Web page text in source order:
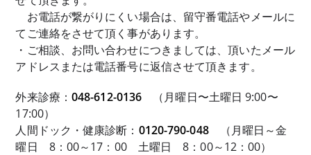
お電話が繋がりにくい場合は、留守番電話やメールに
てご連絡をさせて頂く事があります。
・ご相談、お問い合わせにつきましては、頂いたメール
アドレスまたは電話番号に返信させて頂きます。
外来診療： 048-612-0136 （月曜日〜土曜日 9:00〜
17:00）
人間ドック・健康診断： 0120-790-048（月曜日～金
曜日 8：00～17：00 土曜日 8：00～12：00）